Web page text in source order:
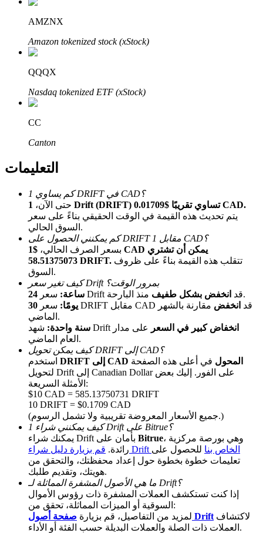
شركاء بيترو
شركاء Bitrue
تصل العمولات إلى 65٪!
الإحالة
قم بدعوة صديق لتحصل على مكافآت نقدية
Deposit CASHCAT & Win
Deposit CASHCAT & Win
Share 500000 CASHCAT prize pool
AMZNX
Amazon tokenized stock (xStock)
QQQX
Nasdaq tokenized ETF (xStock)
CC
Canton
التعليمات
كم يساوي 1 DRIFT في CAD؟
حتى الآن،
1 Drift (DRIFT) تساوي تقريبًا $0.01709 CAD.
يتم تحديث هذه القيمة في الوقت الحقيقي بناءً على سعر
السوق الحالي.
كم يمكنني الحصول على DRIFT مقابل 1 CAD؟
بسعر الصرف الحالي،
$1 CAD يمكن أن تشتري
58.51375073 DRIFT.
السوق.
كيف تغير سعر Drift بمرور الوقت؟
24 ساعة:
سعر Drift قد انخفض بشكل طفيف
منذ البارحة.
30 يومًا:
سعر DRIFT مقابل CAD قد انخفض مقارنة بالشهر
الماضي.
سنة واحدة: شهد Drift انخفاض كبير في السعر
على مدار
العام الماضي.
كيف يمكن تحويل DRIFT إلى CAD؟
DRIFT إلى CAD المحول في أعلى هذه الصفحة
لتحويل Drift إلى Canadian Dollar على الفور. إليك بعض
الأمثلة السريعة:
$10 CAD = 585.13750731 DRIFT
10 DRIFT = $0.1709 CAD
(جميع الأسعار المعروضة تقريبية ولا تشمل الرسوم.)
كيف يمكنني شراء 1 Drift على Bitrue؟
Bitrue، وهي بورصة مركزية
رائدة.
قم بزيارة دليل شراء Drift الخاص بنا للحصول على
تعليمات خطوة بخطوة حول إعداد محفظتك، والتحقق من
هويتك، وتقديم طلبك.
ما هي الأصول المشفرة المماثلة لـ Drift؟
إذا كنت تستكشف العملات المشفرة ذات رؤوس الأموال
السوقية أو الميزات المماثلة، تحقق من:
لمزيد من التفاصيل، قم بزيارة صفحة أصول Drift
العملات ذات الصلة والعملات البديلة حسب الفئة أو الأداء.